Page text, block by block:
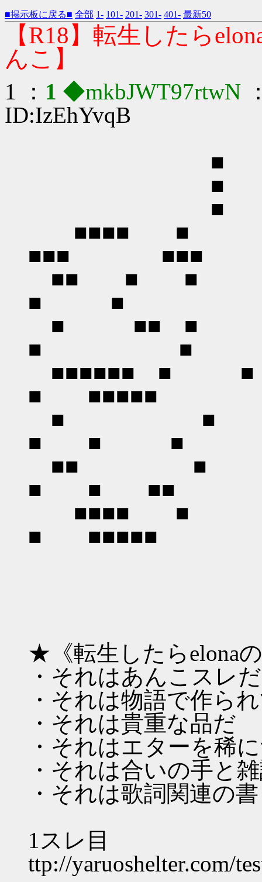
■掲示板に戻る■ 全部 1- 101- 201- 301- 401- 最新50
【R18】転生したら
んこ】
1 ： 1 ◆mkbJWT97rtwN
ID:IzEhYvqB
■
■
■
■■■■ ■
■■■ ■■■
■■ ■ ■
■ ■
■ ■■
■ ■
■ ■■■■■
■ ■
■ ■ ■
■■ ■
■ ■ ■■
■■■■
■ ■■■■■
★《転生したらelona
・それはあんこスレだ
・それは物語で作ら
・それは貴重な品だ
・それはエターを稀
・それは合いの手と
・それは歌詞関連の
1スレ目
ttp://yaruoshelter.com/